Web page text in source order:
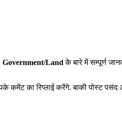
Land के बारे में सम्पूर्ण
का रिप्लाई करेंगे. बाकी पोस्ट पसंद